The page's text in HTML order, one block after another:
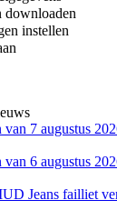
downloaden
instellen
7 augustus
6 augustus
Jeans failliet